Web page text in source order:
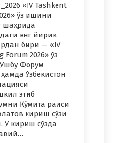
«IV Tashkent
ўз ишини
шаҳрида
энг йирик
бири — «IV
Forum 2026» ўз
Форум
Ўзбекистон
этиб
Қўмита раиси
кириш сўзи
У кириш сўзда